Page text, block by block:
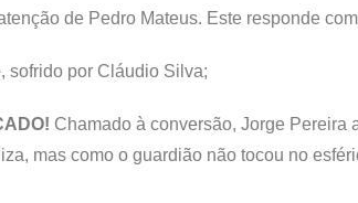
de Pedro Mateus. Este responde
sofrido por Cláudio Silva;
Chamado à conversão, Jorge Pereira
mas como o guardião não tocou no